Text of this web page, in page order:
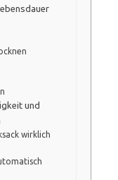
und
wirklich